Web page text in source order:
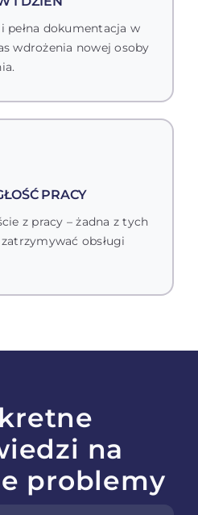
pełna dokumentacja w
wdrożenia nowej osoby
PRACY
z pracy – żadna z tych
obsługi
na
problemy